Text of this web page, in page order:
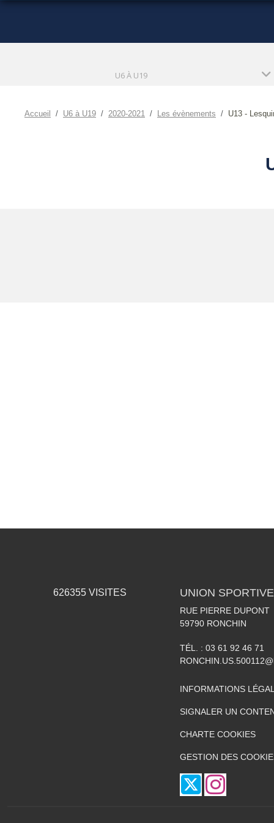
U6 À U19
Accueil U6 à U19 2020-2021 Les évènements U13 -
626355 VISITES UNION
RUE PIERRE DUPONT
59790 RONCHIN
TÉL. : 03 61 92 46 71
INFORMATIONS
SIGNALER UN
CHARTE COOKIES
GESTION DES